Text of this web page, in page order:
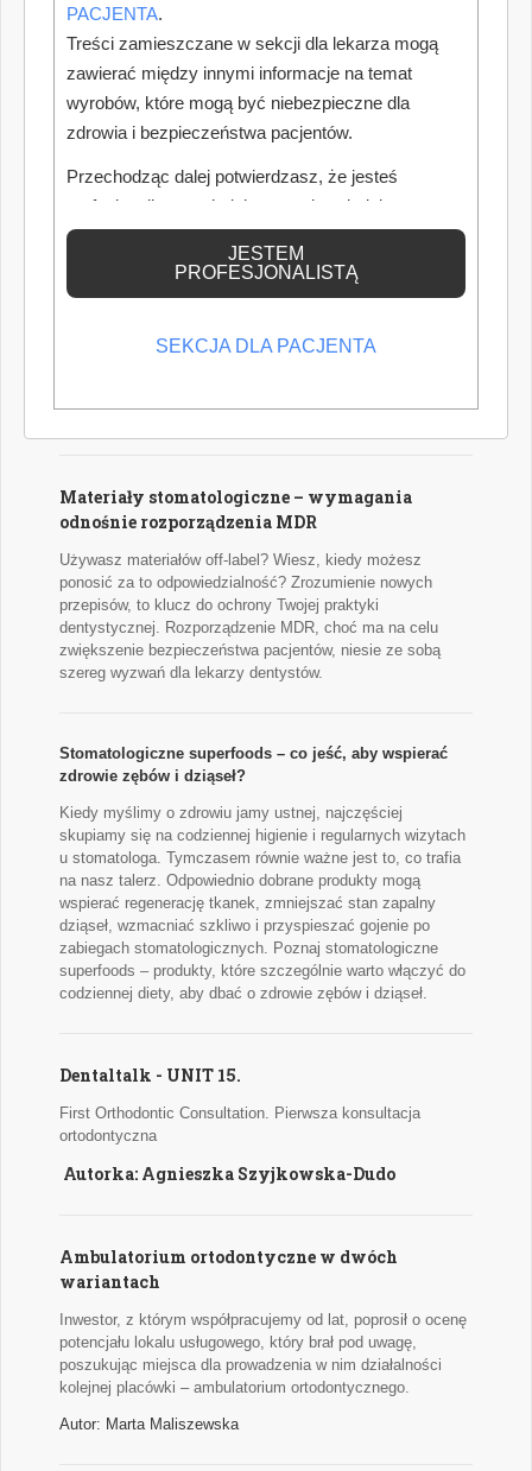
oraz mikroskopów operacyjnych.
Autor: Piotr Szymański
Wzrost wynagrodzeń a koszty gabinetów
Od 1 lipca 2026 roku ponownie wzrosły minimalne
wynagrodzenia pracowników medycznych zatrudnionych w
to nie tylko wyższe wynagrodzenia personelu średniego,
lecz przede wszystkim istotny wzrost kosztów prowadzenia
działalności, który przy niezmienionym cenniku może
oraz dlaczego warto już dziś przygotować się do
Autorka: Aleksandra Deżakowska
Materiały stomatologiczne – wymagania
odnośnie rozporządzenia MDR
Używasz materiałów off-label? Wiesz, kiedy możesz
ponosić za to odpowiedzialność? Zrozumienie nowych
przepisów, to klucz do ochrony Twojej praktyki
dentystycznej. Rozporządzenie MDR, choć ma na celu
zwiększenie bezpieczeństwa pacjentów, niesie ze sobą
szereg wyzwań dla lekarzy dentystów.
Stomatologiczne superfoods – co jeść, aby wspierać
zdrowie zębów i dziąseł?
Kiedy myślimy o zdrowiu jamy ustnej, najczęściej
skupiamy się na codziennej higienie i regularnych wizytach
u stomatologa. Tymczasem równie ważne jest to, co trafia
na nasz talerz. Odpowiednio dobrane produkty mogą
wspierać regenerację tkanek, zmniejszać stan zapalny
dziąseł, wzmacniać szkliwo i przyspieszać gojenie po
zabiegach stomatologicznych. Poznaj stomatologiczne
superfoods – produkty, które szczególnie warto włączyć do
codziennej diety, aby dbać o zdrowie zębów i dziąseł.
Dentaltalk - UNIT 15.
First Orthodontic Consultation. Pierwsza konsultacja
ortodontyczna
Autorka: Agnieszka Szyjkowska-Dudo
Ambulatorium ortodontyczne w dwóch
wariantach
Inwestor, z którym współpracujemy od lat, poprosił o ocenę
potencjału lokalu usługowego, który brał pod uwagę,
poszukując miejsca dla prowadzenia w nim działalności
kolejnej placówki – ambulatorium ortodontycznego.
Autor: Marta Maliszewska
PACJENTA.
Treści zamieszczane w sekcji dla lekarza mogą
zawierać między innymi informacje na temat
wyrobów, które mogą być niebezpieczne dla
zdrowia i bezpieczeństwa pacjentów.
Przechodząc dalej potwierdzasz, że jesteś
profesjonalistą posiadającym odpowiednią
wiedzę medyczną.
JESTEM
PROFESJONALISTĄ
SEKCJA DLA PACJENTA